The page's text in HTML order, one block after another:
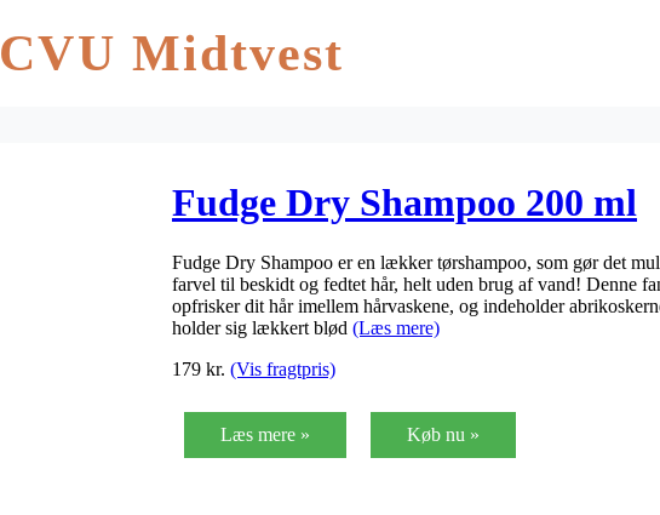
CVU Midtvest
Fudge Dry Shampoo 200 ml
Fudge Dry Shampoo er en lækker tørshampoo, som gør det
farvel til beskidt og fedtet hår, helt uden brug af vand! Denne
opfrisker dit hår imellem hårvaskene, og indeholder
holder sig lækkert blød (Læs mere)
179 kr. (Vis fragtpris)
Læs mere » Køb nu »